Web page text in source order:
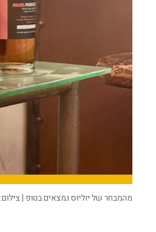
מהמבחר של יוליוס.נמצאים בטופ |